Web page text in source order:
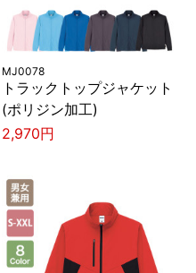
MJ0078
トラックトップジャケット
(ポリジン加工)
2,970円